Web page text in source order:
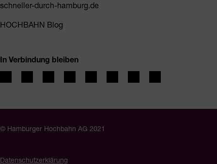
schneller-durch-hamburg.de
HOCHBAHN Blog
In Verbindung bleiben
© Hamburger Hochbahn AG 2021
Datenschutzerklärung